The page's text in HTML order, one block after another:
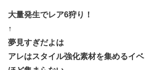
大量発生でレア6狩り！
↑
夢見すぎだよは
アレはスタイル強化素材を集めるイ